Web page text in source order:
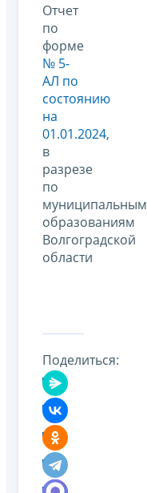
Отчет
по
форме
№ 5-
АЛ по
состоянию
на
01.01.2024,
в
разрезе
по
муниципальным
образованиям
Волгоградской
области
Поделиться: